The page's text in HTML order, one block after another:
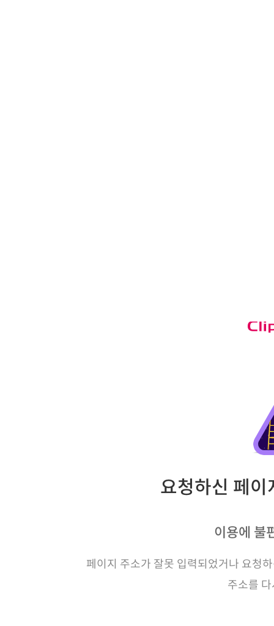
요청하신 페
이용에 불
페이지 주소가 잘못 입력되었거나 요청
주소를